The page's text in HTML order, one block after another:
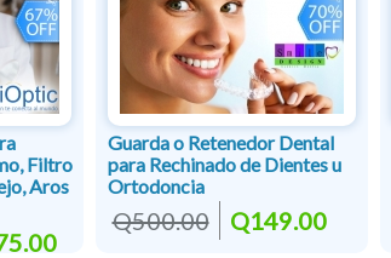
Filtro
Aros
Guarda o Retenedor Dental
para Rechinado de Dientes u
Ortodoncia
Q500.00 Q149.00